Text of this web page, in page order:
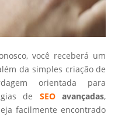
você receberá um
da simples criação de
orientada para
de SEOavançadas,
facilmente encontrado